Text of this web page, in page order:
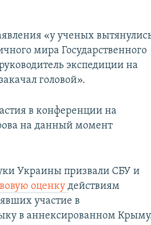
«у ученых
мира Государственного
экспедиции на
головой».
в конференции на
на данный момент
Украины призвали СБУ и
оценкудействиям
участие в
в аннексированном